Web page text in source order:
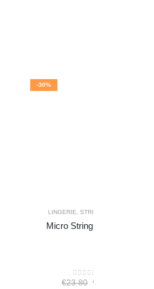
-30%
LINGERIE ,STRING
Micro String - S/M Black
0out of 5
€23.80 €